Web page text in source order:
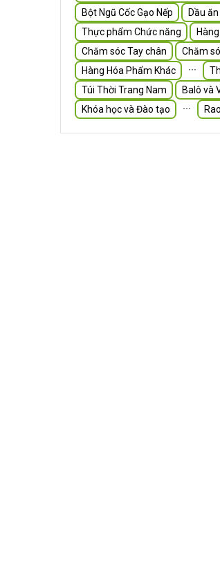
Bột Ngũ Cốc Gạo Nếp
Dầu
Thực phẩm Chức năng
Chăm sóc Tay chân
Chăm
Hàng Hóa Phẩm Khác
∙∙∙
Túi Thời Trang Nam
Balô và
Khóa học và Đào tạo
∙∙∙